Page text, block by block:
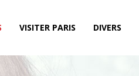
VISITER PARIS DIVERS